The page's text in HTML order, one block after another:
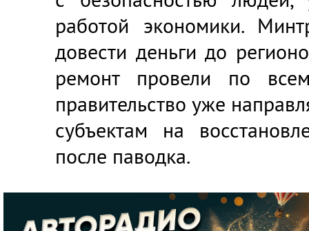
работой экономики.
довести деньги до
ремонт провели по
правительство уже
субъектам на
после паводка.